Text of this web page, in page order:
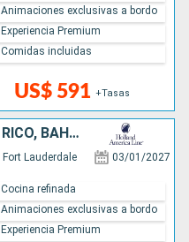
US$ 591 +Tasas
Animaciones exclusivas a bordo
Experiencia Premium
Comidas incluidas
ESTADOS UNIDOS, PUERTO RICO, BAHAMAS
Fort Lauderdale 03/01/2027
Cocina refinada
Animaciones exclusivas a bordo
Experiencia Premium